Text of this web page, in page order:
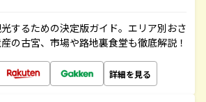
するための決定版ガイド。エリア別おさ
の古宮、市場や路地裏食堂も徹底解説！
詳細を見る